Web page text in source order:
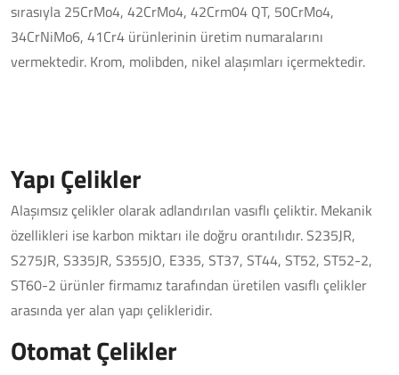
sırasıyla 25CrMo4, 42CrMo4, 42Crm04 QT, 50CrMo4,
34CrNiMo6, 41Cr4 ürünlerinin üretim numaralarını
vermektedir. Krom, molibden, nikel alaşımları içermektedir.
Yapı Çelikler
Alaşımsız çelikler olarak adlandırılan vasıflı çeliktir. Mekanik
özellikleri ise karbon miktarı ile doğru orantılıdır. S235JR,
S275JR, S335JR, S355JO, E335, ST37, ST44, ST52, ST52-2,
ST60-2 ürünler firmamız tarafından üretilen vasıflı çelikler
arasında yer alan yapı çelikleridir.
Otomat Çelikler